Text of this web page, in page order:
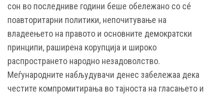
сон во последниве години беше обележано со сé
поавторитарни политики, непочитување на
владеењето на правото и основните демократски
принципи, раширена корупција и широко
распространето народно незадоволство.
Меѓународните набљудувачи денес забележаа дека
честите компромитирања во тајноста на гласањето и